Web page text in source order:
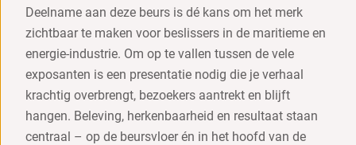
Deelname aan deze beurs is dé kans om het merk
zichtbaar te maken voor beslissers in de maritieme en
energie-industrie. Om op te vallen tussen de vele
exposanten is een presentatie nodig die je verhaal
krachtig overbrengt, bezoekers aantrekt en blijft
hangen. Beleving, herkenbaarheid en resultaat staan
centraal – op de beursvloer én in het hoofd van de